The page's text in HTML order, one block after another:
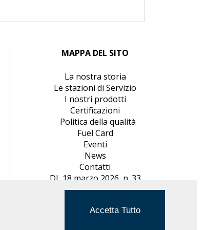
MAPPA DEL SITO
La nostra storia
Le stazioni di Servizio
I nostri prodotti
Certificazioni
Politica della qualità
Fuel Card
Eventi
News
Contatti
DL 18 marzo 2026, n. 33
Accetta Tutto